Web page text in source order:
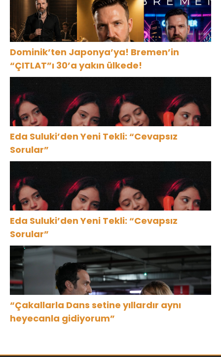
Dominik’ten Japonya’ya! Bremen’in
“ÇITLAT”ı 30’a yakın ülkede!
Eda Suluki’den Yeni Tekli: “Cevapsız
Sorular”
Eda Suluki’den Yeni Tekli: “Cevapsız
Sorular”
“Çakallarla Dans setine yıllardır aynı
heyecanla gidiyorum”